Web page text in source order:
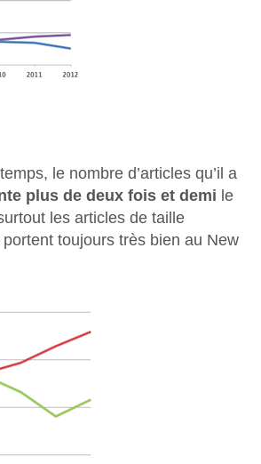
le nombre d’articles qu’il a
plus de deux fois et demi le
les articles de taille
toujours très bien au New